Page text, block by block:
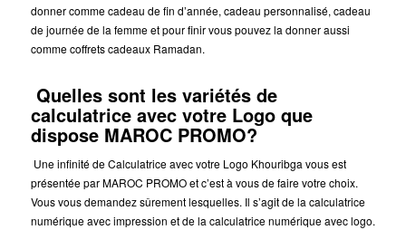
donner comme cadeau de fin d’année, cadeau personnalisé, cadeau
de journée de la femme et pour finir vous pouvez la donner aussi
comme coffrets cadeaux Ramadan.
Quelles sont les variétés de
calculatrice avec votre Logo que
dispose MAROC PROMO?
Une infinité de Calculatrice avec votre Logo Khouribga vous est
présentée par MAROC PROMO et c’est à vous de faire votre choix.
Vous vous demandez sûrement lesquelles. Il s’agit de la calculatrice
numérique avec impression et de la calculatrice numérique avec logo.